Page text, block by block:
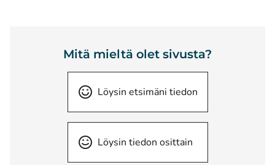
Mitä mieltä olet sivusta?
Löysin etsimäni tiedon
Löysin tiedon osittain